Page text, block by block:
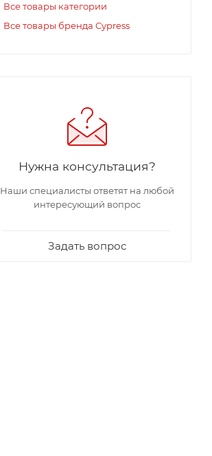
Все товары категории
Все товары бренда Cypress
Нужна консультация?
Наши специалисты ответят на любой
интересующий вопрос
Задать вопрос